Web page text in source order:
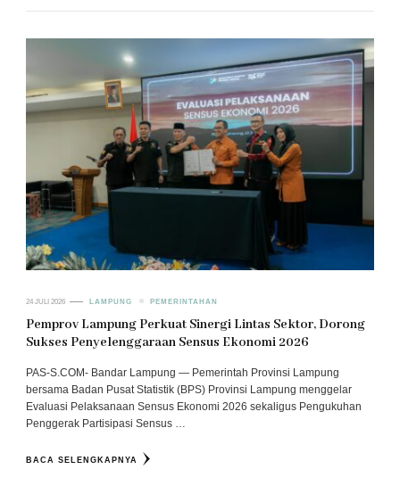
24 JULI 2026 LAMPUNG PEMERINTAHAN
Pemprov Lampung Perkuat Sinergi Lintas Sektor, Dorong
Sukses Penyelenggaraan Sensus Ekonomi 2026
PAS-S.COM- Bandar Lampung — Pemerintah Provinsi Lampung
bersama Badan Pusat Statistik (BPS) Provinsi Lampung menggelar
Evaluasi Pelaksanaan Sensus Ekonomi 2026 sekaligus Pengukuhan
Penggerak Partisipasi Sensus …
BACA SELENGKAPNYA